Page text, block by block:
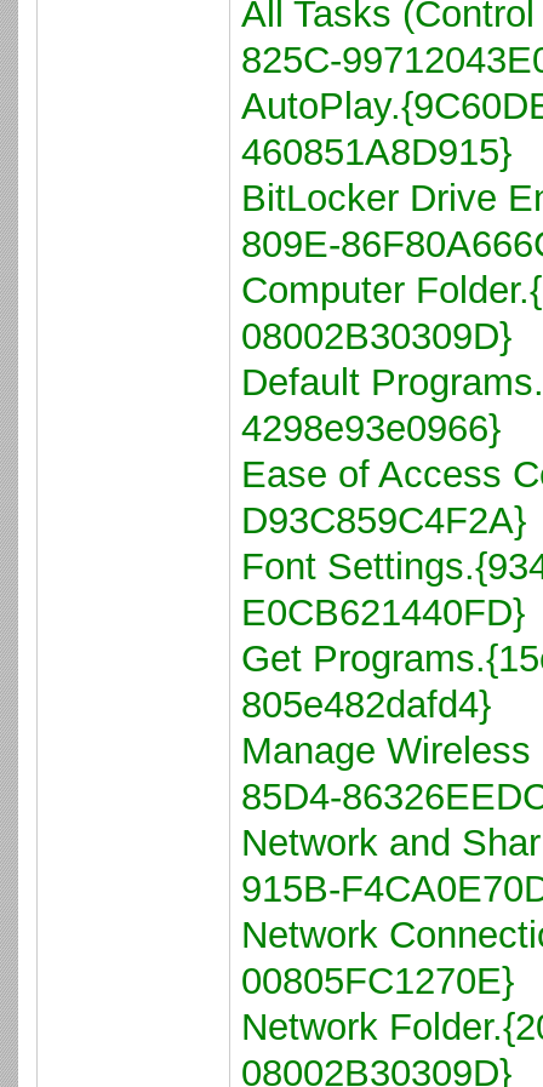
All Tasks
825C-
460851A8D915}
BitLocker Drive
809E-
Computer
08002B30309D}
Default
4298e93e0966}
Ease of Access
D93C859C4F2A}
Font
E0CB621440FD}
Get
805e482dafd4}
Manage
85D4-
Network and
915B-
Network
00805FC1270E}
Network
08002B30309D}